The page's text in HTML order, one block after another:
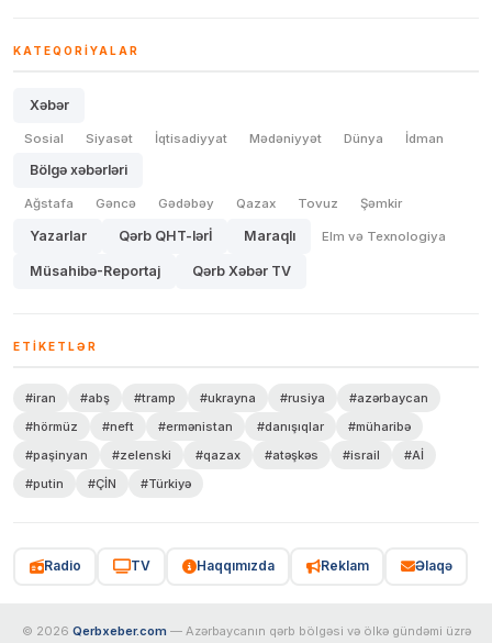
KATEQORIYALAR
Xəbər
Sosial Siyasət İqtisadiyyat Mədəniyyət Dünya İdman
Bölgə xəbərləri
Ağstafa Gəncə Gədəbəy Qazax Tovuz Şəmkir
Yazarlar Qərb QHT-lərİ Maraqlı Elm və Texnologiya
Müsahibə-Reportaj Qərb Xəbər TV
ETIKETLƏR
#iran #abş #tramp #ukrayna #rusiya
#azərbaycan
#hörmüz
#neft #ermənistan #danışıqlar
#müharibə
#paşinyan
#zelenski #qazax #atəşkəs #israil
#Aİ
#putin
#ÇİN #Türkiyə
Radio TV Haqqımızda Reklam Əlaqə
© 2026 Qerbxeber.com — Azərbaycanın qərb bölgəsi və ölkə gündəmi üzrə